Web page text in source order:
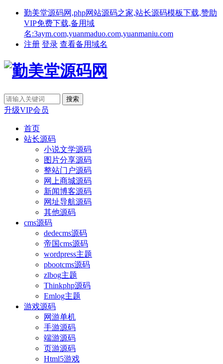
勤美堂源码网,php网站源码之家,站长源码模板下载,赞助
VIP免费下载,备用域
名:3aym.com,yuanmaduo.com,yuanmaniu.com
注册 登录 查看备用域名
升级VIP会员
首页
站长源码
小说文学源码
图片分享源码
整站门户源码
网上商城源码
新闻博客源码
网址导航源码
其他源码
cms源码
dedecms源码
帝国cms源码
wordpress主题
pbootcms源码
zlbog主题
Thinkphp源码
Emlog主题
游戏源码
网游单机
手游源码
端游源码
页游源码
Html5游戏